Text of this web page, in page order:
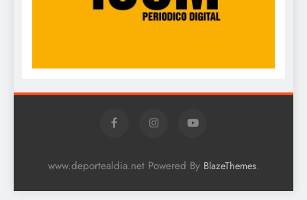
www.deportealdia.net Powered By BlazeThemes.